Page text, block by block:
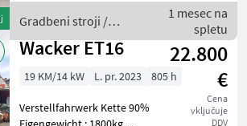
Gradbeni stroji /
Wacker Neuson
1 mesec na
spletu
Wacker ET16
22.800
€
Cena
vključuje
DDV
19 KM/14 kW L. pr. 2023 805 h
Verstellfahrwerk Kette 90%